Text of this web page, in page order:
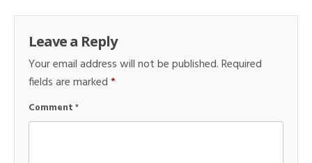
Leave a Reply
Your email address will not be published.Required
fields are marked*
Comment*